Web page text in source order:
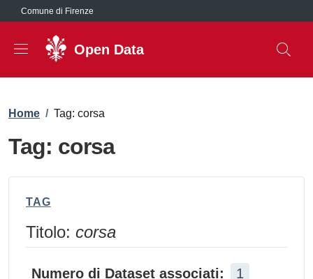
Salta al contenuto principale
Comune di Firenze
Open Data
Briciole di pane
Home / Tag: corsa
Tag: corsa
TAG
Titolo: corsa
Numero di Dataset associati: 1